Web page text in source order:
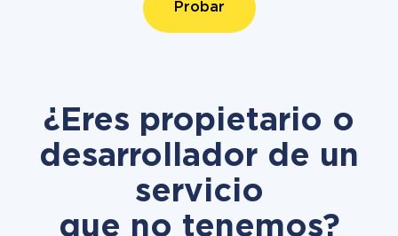
Probar
¿Eres propietario o
desarrollador de un
servicio
que no tenemos?